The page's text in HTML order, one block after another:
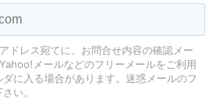
ドレス宛てに、お問合せ内容の確認メー
メールなどのフリーメールをご利用
に入る場合があります。 迷惑メールのフ
い。